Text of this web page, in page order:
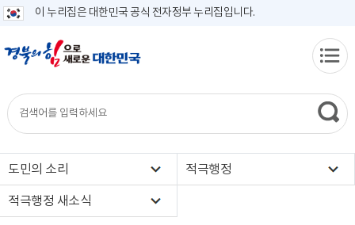
이 누리집은 대한민국 공식 전자정부 누리집입니다.
도민의 소리 적극행정
적극행정 새소식